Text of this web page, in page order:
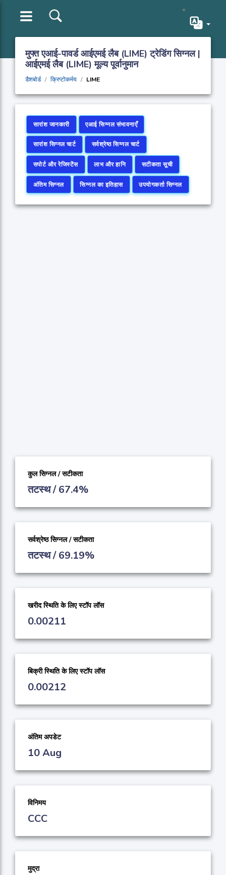
मुफ्त एआई-पावर्ड आईएमई लैब (LIME) ट्रेडिंग सिग्नल |
आईएमई लैब (LIME) मूल्य पूर्वानुमान
डैशबोर्ड क्रिप्टोकर्मय LIME
सारांश जानकारी एआई सिग्नल संभावनाएँ
सारांश सिग्नल चार्ट सर्वश्रेष्ठ सिग्नल चार्ट
सपोर्ट और रेजिस्टेंस लाभ और हानि सटीकता सूची
अंतिम सिग्नल सिग्नल का इतिहास उपयोगकर्ता सिग्नल
कुल सिग्नल / सटीकता
तटस्थ / 67.4%
सर्वश्रेष्ठ सिग्नल / सटीकता
तटस्थ / 69.19%
खरीद स्थिति के लिए स्टॉप लॉस
0.00211
बिक्री स्थिति के लिए स्टॉप लॉस
0.00212
अंतिम अपडेट
10 Aug
विनिमय
CCC
मुद्रा